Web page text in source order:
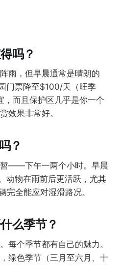
吗？
雨，但早晨通常是晴朗的
票降至$100/天（旺季
而且保护区几乎是你一个
效果非常好。
？
——下午一两个小时。早晨
动物在雨前后更活跃，尤其
完全能应对湿滑路况。
么季节？
每个季节都有自己的魅力。
绿色季节（三月至六月、十